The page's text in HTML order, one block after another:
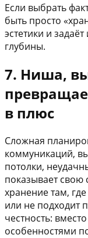
Если выбрать
быть просто
эстетики и
глубины.
7. Ниша,
в плюс
Сложная
коммуникаций,
потолки,
показывает свою
хранение там,
или не подходит
честность:
особенностями